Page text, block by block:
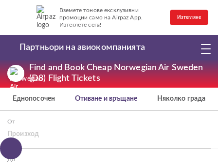
Вземете тонове ексклузивни
промоции само на Airpaz App.
Изтеглете сега!
Изтегляне
Партньори на авиокомпанията
Find and Book Cheap Norwegian Air Sweden
(D8) Flight Tickets
Еднопосочен Отиване и връщане Няколко града
От
Произход
До